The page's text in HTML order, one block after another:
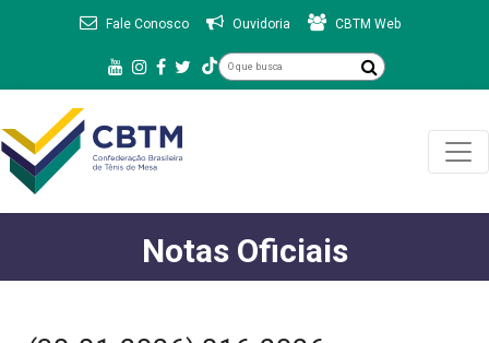
Fale Conosco Ouvidoria CBTM Web
Notas Oficiais